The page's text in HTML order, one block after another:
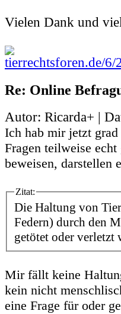
Vielen Dank und
tierrechtsforen.de/6/
Re: Online
Autor: Ricarda+ |
Ich hab mir jetzt
Fragen teilweise
beweisen, darstellen
Zitat:
Die Haltung von
Federn) durch den
getötet oder verletzt
Mir fällt keine
kein nicht
eine Frage für oder